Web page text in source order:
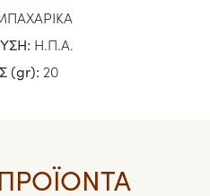
Η.Π.Α.
(gr): 20